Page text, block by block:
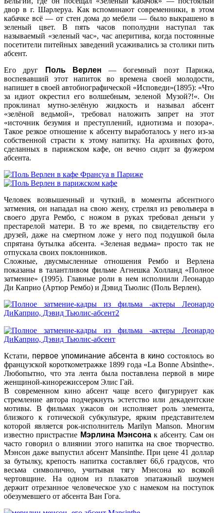
двор в г. Шарлеруа. Как вспоминают современники, в этом
кабачке всё — от стен дома до мебели — было выкрашено в
зеленый цвет. В пять часов пополудни наступал так
называемый «зеленый час», час аперитива, когда постоянные
посетители питейных заведений усаживались за столики пить
абсент.
Его друг
Поль Верлен
— богемный поэт Парижа,
воспевавший этот напиток во времена своей молодости,
напишет в своей автобиографической «Исповеди»(1895): «Что
за идиот окрестил его волшебным, зеленой Музой?!«. Он
проклинал мутно-зелёную жидкость и называл абсент
«зелёной ведьмой», требовал наложить запрет на этот
«источник безумия и преступлений, идиотизма и позора».
Такое резкое отношение к абсенту выработалось у него из-за
собственной страсти к этому напитку. На архивных фото,
сделанных в парижском кафе, он вечно сидит за фужером
абсента.
Человек возвышенный и чуткий, в моменты абсентного
затмения, он нападал на свою жену, стрелял из револьвера в
своего друга Рембо, с ножом в руках требовал деньги у
престарелой матери. В то же время, по свидетельству его
друзей, даже на смертном ложе у него под подушкой была
спрятана бутылка абсента. «Зеленая ведьма» просто так не
отпускала своих поклонников.
Сложные, двусмысленные отношения Рембо и Верлена
показаны в талантливом фильме Агнешка Холланд «Полное
затмение» (1995). Главные роли в нем исполнили Леонардо
Ди Каприо (Артюр Рембо) и Дэвид Тьюлис (Поль Верлен).
Кстати, первое упоминание абсента в кино состоялось во
французской короткометражке 1899 года «La Bonne Absinthe».
Любопытно, что эта лента была поставлена первой в мире
женщиной-кинорежиссером Элис Гай.
В современном кино абсент чаще всего фигурирует как
стремление автора подчеркнуть эстетство или декадентские
мотивы. В фильмах ужасов он исполняет роль элемента,
близкого к готической субкультуре, ярким представителем
которой является рок-исполнитель Marilyn Manson. Многим
известно пристрастие Мэрлина Мэнсонак абсенту. Сам он
часто говорил о влиянии этого напитка на свое творчество.
Мэнсон даже выпустил абсент Mansinthe. При цене 41 доллар
за бутылку, крепость напитка составляет 66,6 градусов, что
весьма символично, учитывая тягу Мэнсона ко всякой
чертовщине. На одном из плакатов эпатажный шоумен
держит отрезанное человеческое ухо с намеком на поступок
обезумевшего от абсента Ван Гога.